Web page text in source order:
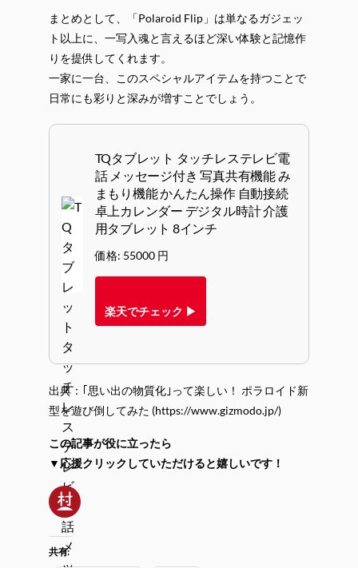
まとめとして、「Polaroid Flip」は単なるガジェッ
ト以上に、一写入魂と言えるほど深い体験と記憶作
りを提供してくれます。
一家に一台、このスペシャルアイテムを持つことで
日常にも彩りと深みが増すことでしょう。
TQタブレット タッチレステレビ電
話 メッセージ付き 写真共有機能 み
まもり機能 かんたん操作 自動接続
卓上カレンダー デジタル時計 介護
用タブレット 8インチ
価格: 55000 円
楽天でチェック ▶
出典：｢思い出の物質化｣って楽しい！ ポラロイド新
型を遊び倒してみた (https://www.gizmodo.jp/)
この記事が役に立ったら
▼応援クリックしていただけると嬉しいです！
共有: